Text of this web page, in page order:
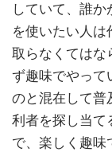
していて、誰
を使いたい人
取らなくてはな
ず趣味でやって
のと混在して普
利者を探し当て
で、楽しく趣味